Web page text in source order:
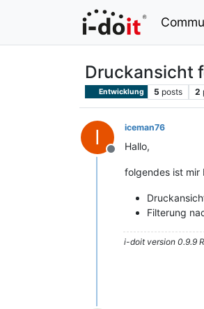
Druckansicht
Entwicklung 5 posts 2
I
Offline
iceman76
Hallo,
folgendes ist mir
Filterung
i-doit version 0.9.9